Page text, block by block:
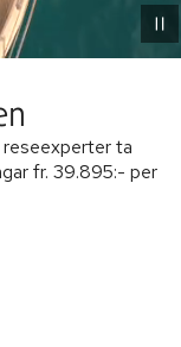
reseexperter ta
fr. 39.895:- per